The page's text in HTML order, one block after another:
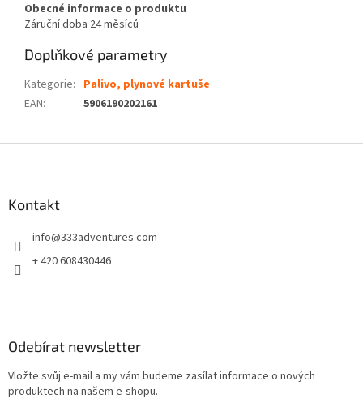
Obecné informace o produktu
Záruční doba 24 měsíců
Doplňkové parametry
Kategorie: Palivo, plynové kartuše
EAN: 5906190202161
Kontakt
info@333adventures.com
+ 420 608430446
Odebírat newsletter
Vložte svůj e-mail a my vám budeme zasílat informace o nových
produktech na našem e-shopu.